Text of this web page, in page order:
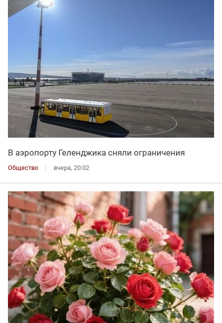
В аэропорту Геленджика сняли ограничения
Общество вчера, 20:02